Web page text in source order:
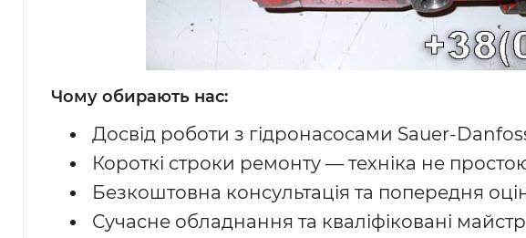
Чому обирають нас:
Досвід роботи з гідронасосами Sauer-
Короткі строки ремонту — техніка не
Безкоштовна консультація та попередня
Сучасне обладнання та кваліфіковані